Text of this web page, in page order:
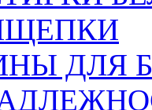
ДЛЯ